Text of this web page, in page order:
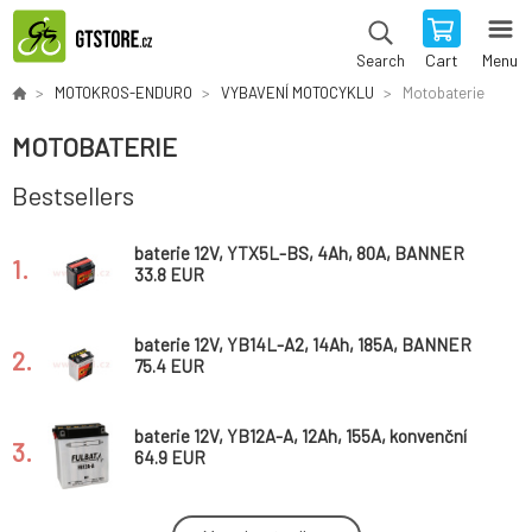
Search Cart Menu
MOTOKROS-ENDURO VYBAVENÍ MOTOCYKLU Motobaterie
MOTOBATERIE
Bestsellers
1.
baterie 12V, YTX5L-BS, 4Ah, 80A, BANNER
Bike Bull AGM 114x71x106
33.8 EUR
2.
baterie 12V, YB14L-A2, 14Ah, 185A, BANNER
Bike Bull 134x89x166
75.4 EUR
3.
baterie 12V, YB12A-A, 12Ah, 155A, konvenční
134x80x160, FULBAT (vč. balení elektrolytu)
64.9 EUR
baterie 12V, YB5L-B, 5Ah, 50A, BANNER Bike